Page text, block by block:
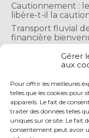
Gérer
aux
Pour offrir les meilleures
telles que les cookies pour
appareils. Le fait de
traiter des données telles
uniques sur ce site. Le fait
consentement peut avoir
Cautionnement :
libère-t-il la
Transport fluvial
financière
comptent-elles ?
COMMENTAIRES